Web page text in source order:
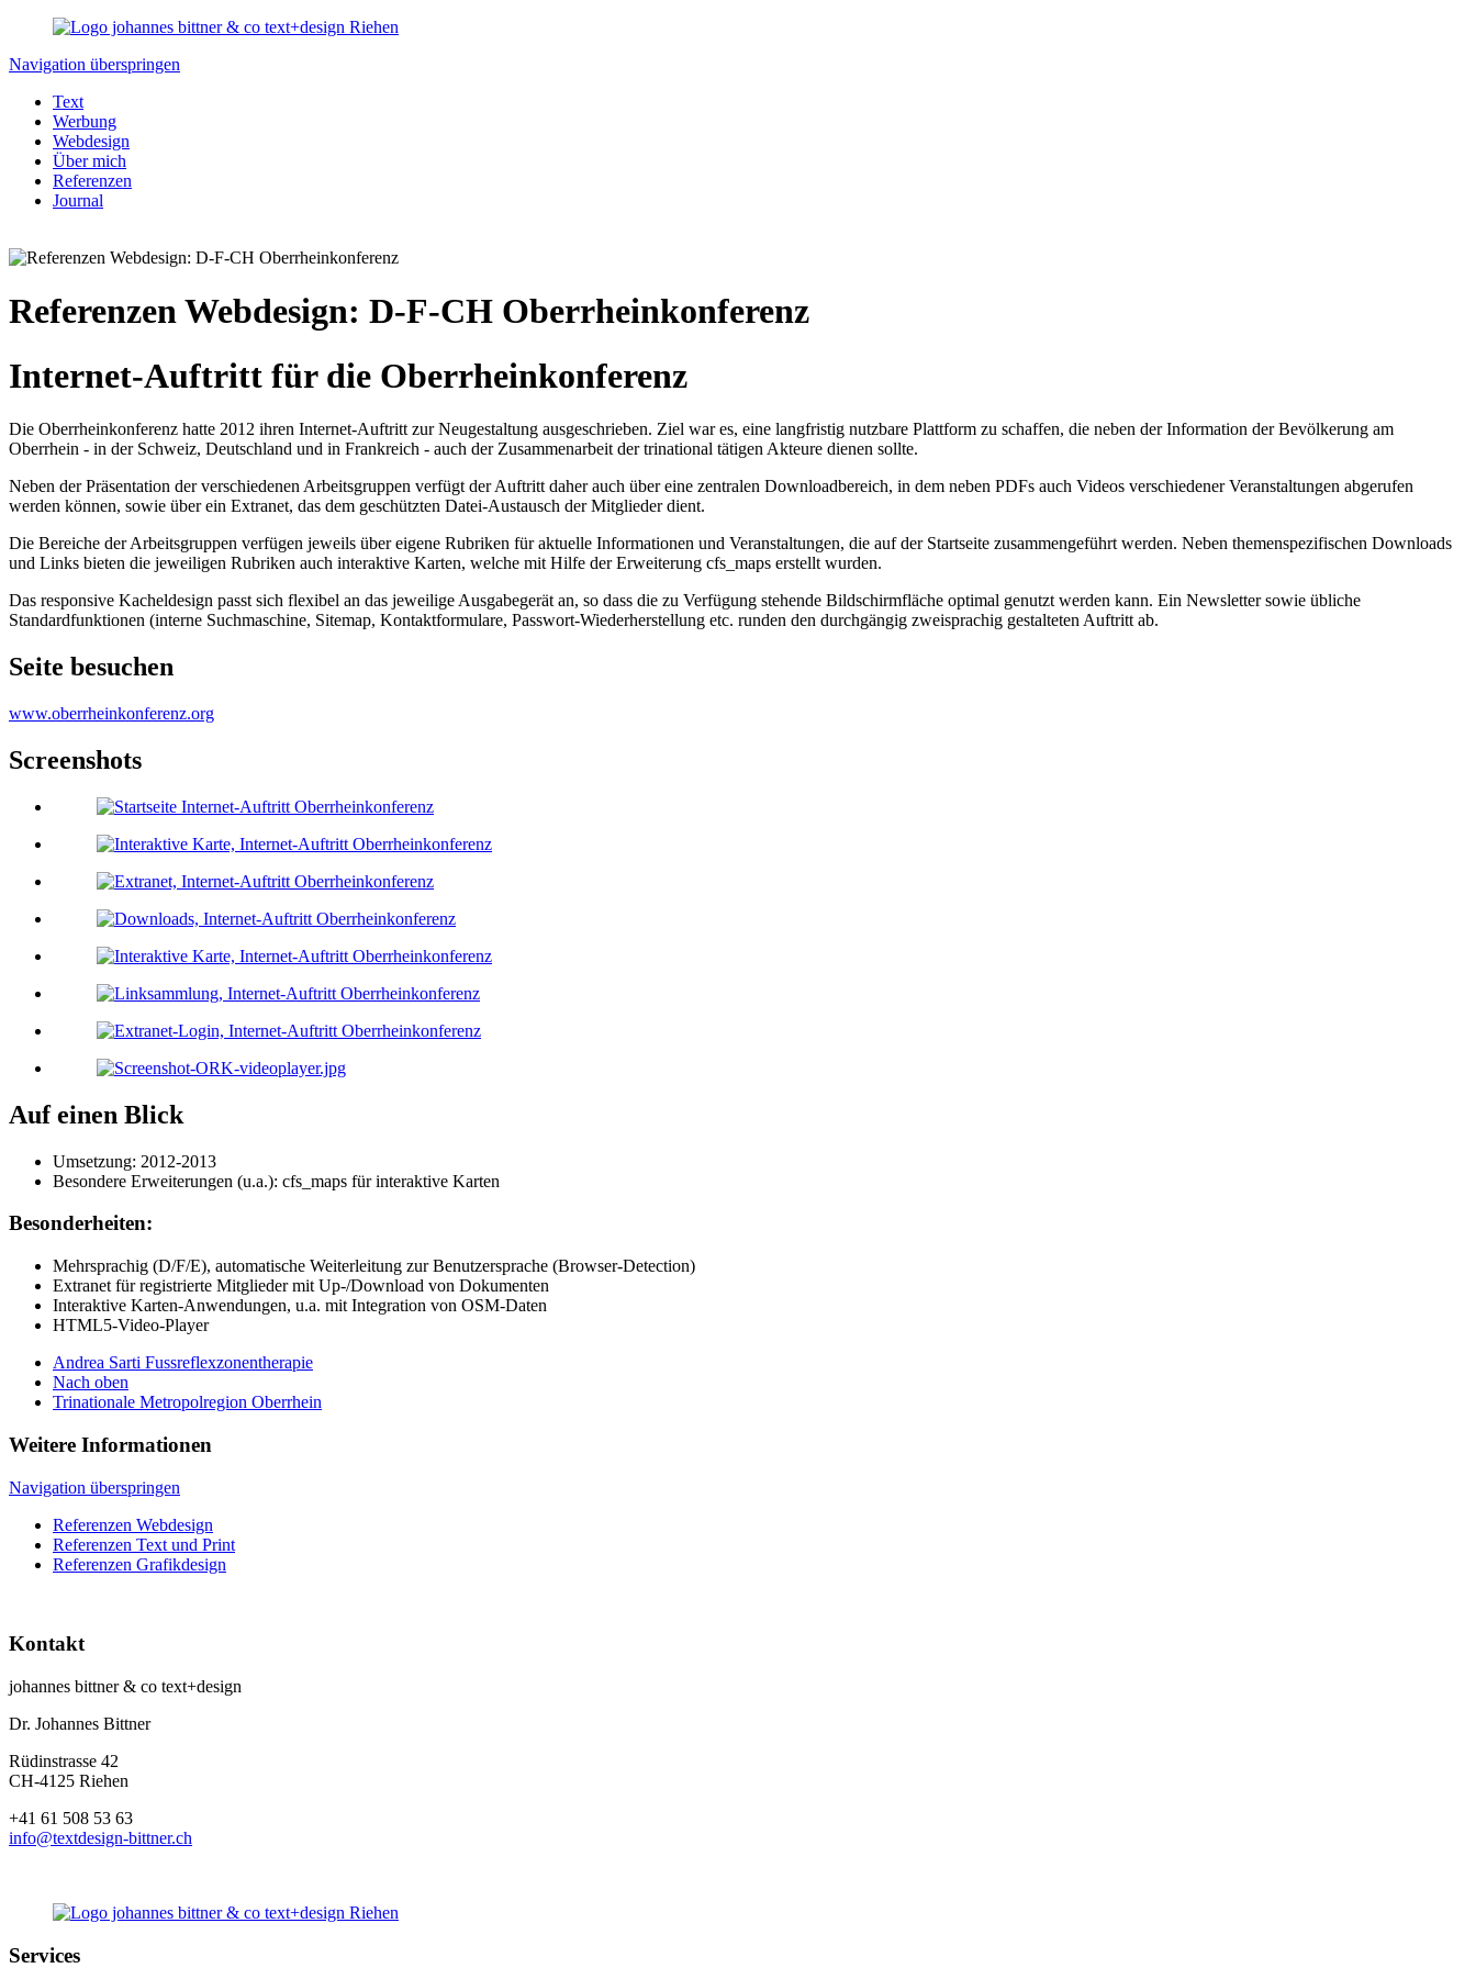
Navigation überspringen
Text
Werbung
Webdesign
Über mich
Referenzen
Journal
Referenzen Webdesign: D-F-CH Oberrheinkonferenz
Internet-Auftritt für die Oberrheinkonferenz
Die Oberrheinkonferenz hatte 2012 ihren Internet-Auftritt zur Neugestaltung ausgeschrieben. Ziel war es, eine langfristig nutzbare Plattform zu schaffen, die neben der Information der Bevölkerung am
Oberrhein - in der Schweiz, Deutschland und in Frankreich - auch der Zusammenarbeit der trinational tätigen Akteure dienen sollte.
Neben der Präsentation der verschiedenen Arbeitsgruppen verfügt der Auftritt daher auch über eine zentralen Downloadbereich, in dem neben PDFs auch Videos verschiedener Veranstaltungen abgerufen
werden können, sowie über ein Extranet, das dem geschützten Datei-Austausch der Mitglieder dient.
Die Bereiche der Arbeitsgruppen verfügen jeweils über eigene Rubriken für aktuelle Informationen und Veranstaltungen, die auf der Startseite zusammengeführt werden. Neben themenspezifischen Downloads
und Links bieten die jeweiligen Rubriken auch interaktive Karten, welche mit Hilfe der Erweiterung cfs_maps erstellt wurden.
Das responsive Kacheldesign passt sich flexibel an das jeweilige Ausgabegerät an, so dass die zu Verfügung stehende Bildschirmfläche optimal genutzt werden kann. Ein Newsletter sowie übliche
Standardfunktionen (interne Suchmaschine, Sitemap, Kontaktformulare, Passwort-Wiederherstellung etc. runden den durchgängig zweisprachig gestalteten Auftritt ab.
Seite besuchen
www.oberrheinkonferenz.org
Screenshots
Auf einen Blick
Umsetzung: 2012-2013
Besondere Erweiterungen (u.a.): cfs_maps für interaktive Karten
Besonderheiten:
Mehrsprachig (D/F/E), automatische Weiterleitung zur Benutzersprache (Browser-Detection)
Extranet für registrierte Mitglieder mit Up-/Download von Dokumenten
Interaktive Karten-Anwendungen, u.a. mit Integration von OSM-Daten
HTML5-Video-Player
Andrea Sarti Fussreflexzonentherapie
Nach oben
Trinationale Metropolregion Oberrhein
Weitere Informationen
Navigation überspringen
Referenzen Webdesign
Referenzen Text und Print
Referenzen Grafikdesign
Kontakt
johannes bittner & co text+design
Dr. Johannes Bittner
Rüdinstrasse 42
CH-4125 Riehen
+41 61 508 53 63
info@textdesign-bittner.ch
Services